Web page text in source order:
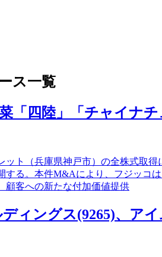
ス一覧
「四陸」「チャイナ
ット（兵庫県神戸市）の全株式取
する。本件M&Aにより、フジッ
顧客への新たな付加価値提供
ィングス(9265)、ア